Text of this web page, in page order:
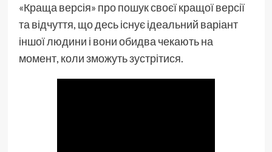
«Краща версія» про пошук своєї кращої версії
та відчуття, що десь існує ідеальний варіант
іншої людини і вони обидва чекають на
момент, коли зможуть зустрітися.